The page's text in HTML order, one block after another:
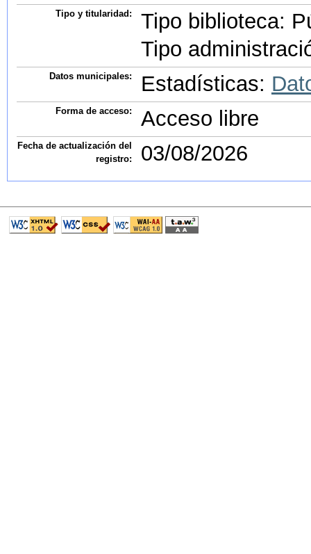
Tipo y titularidad:
Tipo biblioteca:
Tipo
Datos municipales: Estadísticas:
Forma de acceso: Acceso libre
Fecha de actualización del
registro:
03/08/2026